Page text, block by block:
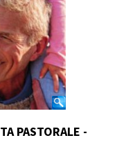
PASTORALE -